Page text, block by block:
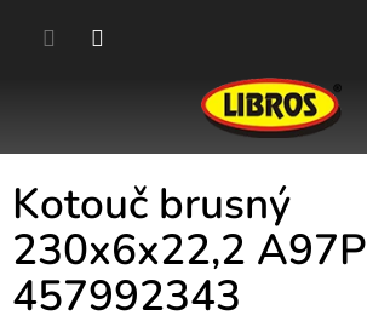
Kotouč brusný
230x6x22,2 A97P
457992343